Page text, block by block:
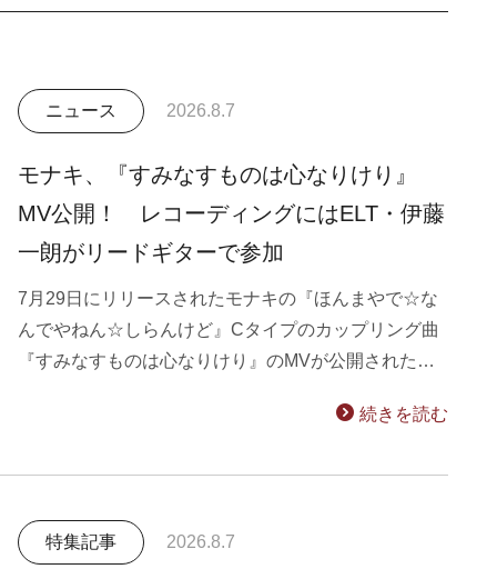
ニュース 2026.8.7
モナキ、『すみなすものは心なりけり』
MV公開！ レコーディングにはELT・伊藤
一朗がリードギターで参加
7月29日にリリースされたモナキの『ほんまやで☆な
んでやねん☆しらんけど』Cタイプのカップリング曲
『すみなすものは心なりけり』のMVが公開された…
続きを読む
特集記事 2026.8.7